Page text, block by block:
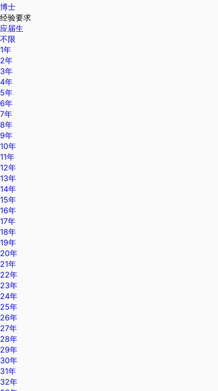
博士
经验要求
应届生
不限
1年
2年
3年
4年
5年
6年
7年
8年
9年
10年
11年
12年
13年
14年
15年
16年
17年
18年
19年
20年
21年
22年
23年
24年
25年
26年
27年
28年
29年
30年
31年
32年